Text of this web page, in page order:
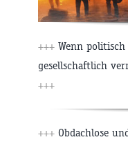
+++ Wenn
gesellschaftlich
+++
+++ Obdachlose